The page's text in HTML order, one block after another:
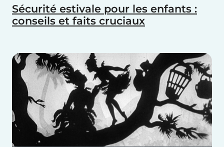
Sécurité estivale pour les enfants :
conseils et faits cruciaux